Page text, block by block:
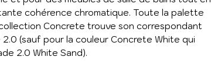
cohérence chromatique. Toute la palette
Concrete trouve son correspondant
(sauf pour la couleur Concrete White qui
2.0 White Sand).